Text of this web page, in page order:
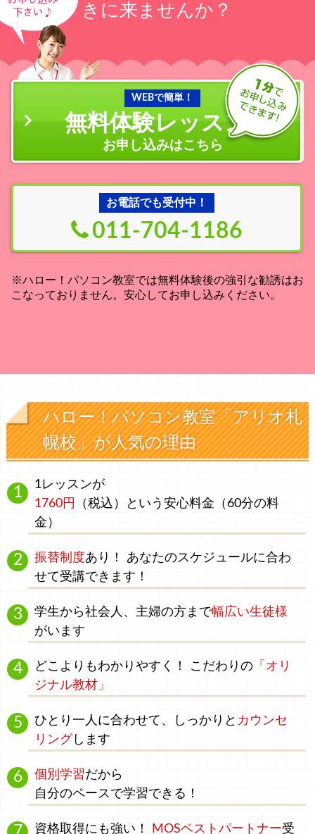
きに来ませんか？
WEBで簡単！
無料体験レッスン
お申し込みはこちら
お電話でも受付中！
011-704-1186
※ハロー！パソコン教室では無料体験後の強引な勧誘はお
こなっておりません。安心してお申し込みください。
ハロー！パソコン教室「アリオ札
幌校」が人気の理由
1レッスンが
1760円
（税込） という安心料金 （60分の料
金）
振替制度あり！ あなたのスケジュールに合わ
せて受講できます！
学生から社会人、主婦の方まで幅広い生徒様
がいます
どこよりもわかりやすく！ こだわりの 「オリ
ジナル教材」
ひとり一人に合わせて、 しっかりと カウンセ
リング します
個別学習だから
自分のペースで学習できる！
資格取得にも強い！ MOSベストパートナー受